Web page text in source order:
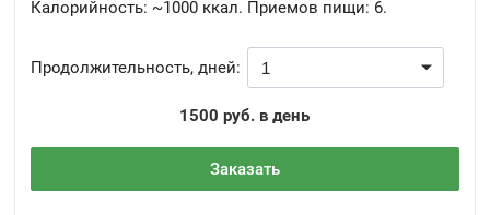
Калорийность: ~1000 ккал. Приемов пищи: 6.
Продолжительность, дней:
1500 руб. в день
Заказать